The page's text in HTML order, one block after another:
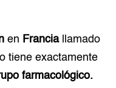
en Franciallamado
tiene exactamente
farmacológico.